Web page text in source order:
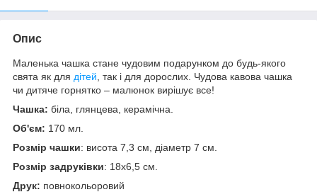
Опис
Маленька чашка стане чудовим подарунком до будь-якого
свята як для дітей , так і для дорослих. Чудова кавова чашка
чи дитяче горнятко – малюнок вирішує все!
Чашка: біла, глянцева, керамічна.
Об'єм: 170 мл.
Розмір чашки: висота 7,3 см, діаметр 7 см.
Розмір задруківки: 18x6,5 см.
Друк: повнокольоровий